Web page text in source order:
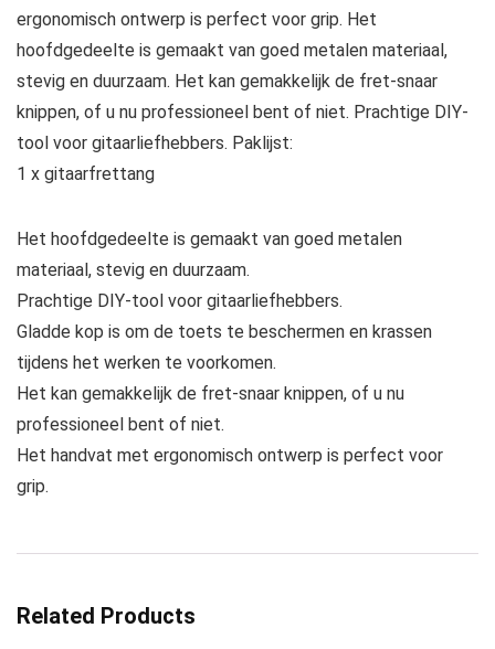
ergonomisch ontwerp is perfect voor grip. Het
hoofdgedeelte is gemaakt van goed metalen materiaal,
stevig en duurzaam. Het kan gemakkelijk de fret-snaar
knippen, of u nu professioneel bent of niet. Prachtige DIY-
tool voor gitaarliefhebbers. Paklijst:
1 x gitaarfrettang
Het hoofdgedeelte is gemaakt van goed metalen
materiaal, stevig en duurzaam.
Prachtige DIY-tool voor gitaarliefhebbers.
Gladde kop is om de toets te beschermen en krassen
tijdens het werken te voorkomen.
Het kan gemakkelijk de fret-snaar knippen, of u nu
professioneel bent of niet.
Het handvat met ergonomisch ontwerp is perfect voor
grip.
Related Products